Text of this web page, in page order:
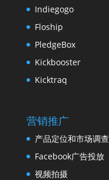
Indiegogo
Floship
PledgeBox
Kickbooster
Kicktraq
营销推广
产品定位和市场调查
Facebook广告投放
视频拍摄